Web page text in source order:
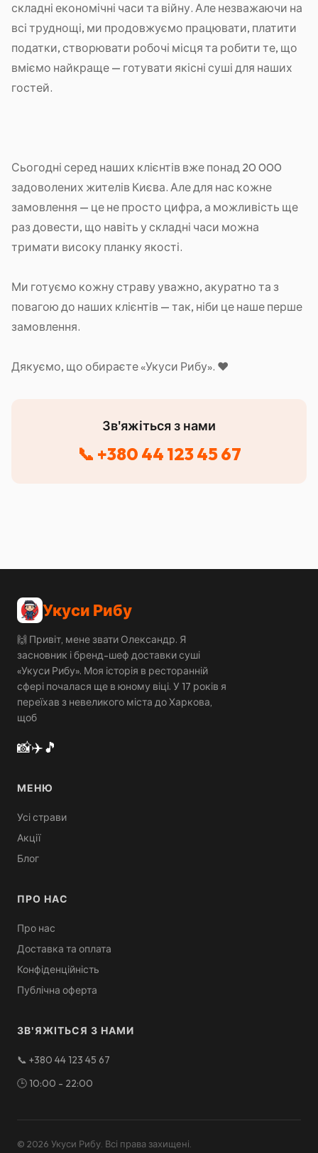
складні економічні часи та війну. Але незважаючи на
всі труднощі, ми продовжуємо працювати, платити
податки, створювати робочі місця та робити те, що
вміємо найкраще — готувати якісні суші для наших
гостей.
Сьогодні серед наших клієнтів вже понад 20 000
задоволених жителів Києва. Але для нас кожне
замовлення — це не просто цифра, а можливість ще
раз довести, що навіть у складні часи можна
тримати високу планку якості.
Ми готуємо кожну страву уважно, акуратно та з
повагою до наших клієнтів — так, ніби це наше перше
замовлення.
Дякуємо, що обираєте «Укуси Рибу». ❤️
Зв'яжіться з нами
📞 +380 44 123 45 67
Укуси Рибу
🙌 Привіт, мене звати Олександр. Я
засновник і бренд-шеф доставки суші
«Укуси Рибу». Моя історія в ресторанній
сфері почалася ще в юному віці. У 17 років я
переїхав з невеликого міста до Харкова,
щоб
📸✈️🎵
МЕНЮ
Усі страви
Акції
Блог
ПРО НАС
Про нас
Доставка та оплата
Конфіденційність
Публічна оферта
ЗВ'ЯЖІТЬСЯ З НАМИ
📞 +380 44 123 45 67
🕒10:00 - 22:00
© 2026 Укуси Рибу Всі права захищені